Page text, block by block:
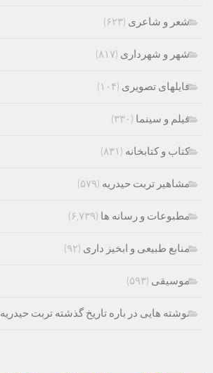
شعر و شاعری (۶۲۳)
شهر و شهرداری (۸۱۷)
فایلهای تصویری (۱۰۴)
فیلم و سینما (۳۳۰)
کتاب و کتابخانه (۸۳۱)
مشاهیر تربت حیدریه (۵۷۹)
مطبوعات و رسانه ها (۶,۷۳۹)
منابع طبیعی و ابخیز داری (۹۲)
موسیقی (۵۹۳)
نوشته هایی در باره تاریخ گذشته تربت حیدریه